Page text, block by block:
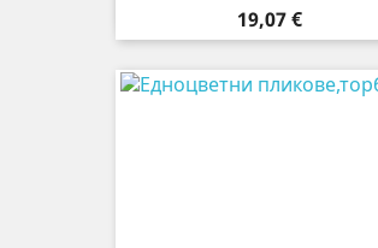
Цена
19,07 €